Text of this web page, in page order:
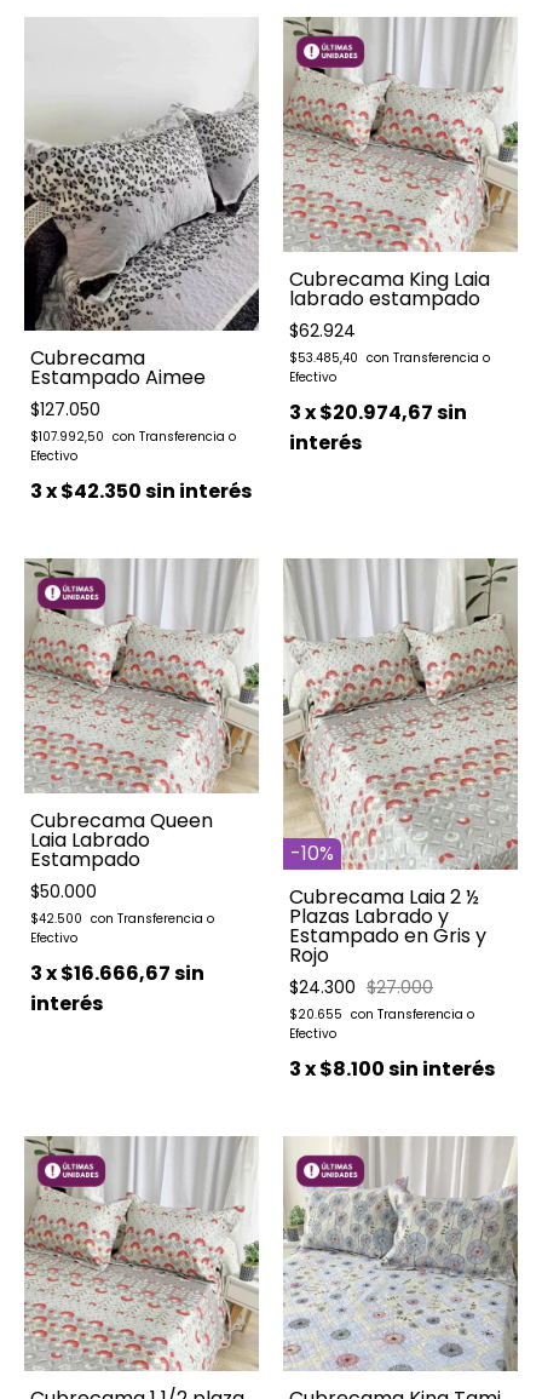
Cubrecama
Estampado Aimee
$127.050
$107.992,50
3x$42.350sin interés
Cubrecama King Laia
labrado estampado
$62.924
$53.485,40
3x$20.974,67sin
interés
Cubrecama Queen
Laia Labrado
Estampado
$50.000
$42.500
3x$16.666,67sin
interés
-10%
Cubrecama Laia 2 ½
Plazas Labrado y
Estampado en Gris y
Rojo
$24.300 $27.000
$20.655
3x$8.100sin interés